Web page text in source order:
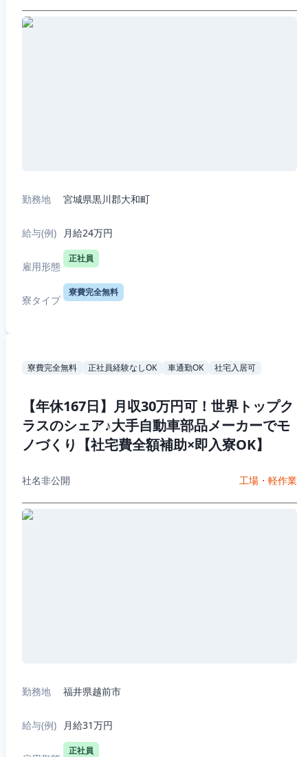
勤務地 宮城県黒川郡大和町
給与(例) 月給24万円
雇用形態
正社員
寮タイプ
寮費完全無料
寮費完全無料 正社員経験なしOK 車通勤OK 社宅入居可
【年休167日】月収30万円可！世界トップク
ラスのシェア♪大手自動車部品メーカーでモ
ノづくり【社宅費全額補助×即入寮OK】
社名非公開 工場・軽作業
勤務地 福井県越前市
給与(例) 月給31万円
正社員